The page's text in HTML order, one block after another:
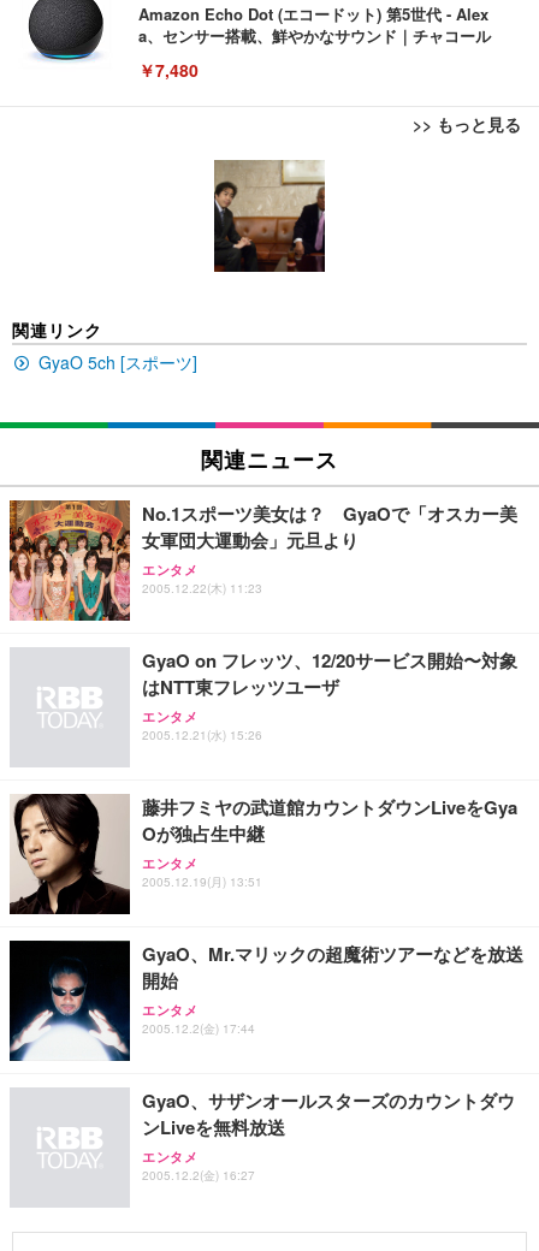
Amazon Echo Dot (エコードット) 第5世代 - Alex
a、センサー搭載、鮮やかなサウンド｜チャコール
￥7,480
>> もっと見る
[EdoErgo] オフィスチェア 椅子 テレワーク 疲れな
い 跳ね上げ式アームレスト コンパクト 約105度ロッ
キング pc 事務椅子 360度回転 座面昇降 強化ナイロ
ン樹脂ベース 通気性メッシュ 在宅ワーク H-WY01
(黒網+黒枠+黒足)
ュチェア 人間工学 疲れない ブラック
￥27,999
Sezlife オフィスチェア デスクチェア 疲れない テレ
ワーク チェア 強化バックレスト 30度ロッキング機
レスト 3Dヘッドレスト ハンガー付き 高反発クッシ
ョン PCチェア 通気性メッシュ ゲーミング/勉強/事
務用 おしゃれ パソコンチェア (ブラック)
￥7,680
Sezlife オフィスチェア デスクチェア 疲れない テレ
レスト 3Dヘッドレスト ハンガー付き 高反発クッシ
ョン PCチェア 通気性メッシュ ゲーミング/勉強/事
務用 おしゃれ パソコンチェア (ホワイト)
￥7,680
ANDWINT オフィスチェア デスクチェア 肘なし メ
ト 幅52×奥行58.5×高さ84～96cm テレワーク 在宅
勤務 ブラック
￥4,139
EIZO ビジネス向けプレミアムモニター | FlexScan
EV3240X-WT | 31.5型4K UHD・USB Type-C・ホワ
￥105,595
イト
【純正品】27"ゲーミングモニター DualSense 充電
フック付き（CFI-ZDM1J）
￥49,979
【整備済み品】Dell E2724HS 27インチ 液晶モニタ
応 ComfortView ビジネス向け
￥15,800
【MiniLED/24.5inch/280Hz/FHD】GRAPHT THE S
像低減 (3年保証 | 輝点保証 | 日本メーカー)
￥34,980
Amazonベーシック ペットシーツ 薄型 レギュラー 1
回使い捨て 無香料 ホワイト 300枚
x2袋(84枚) ホワイト(吸収面:ライトブルー)
￥3,234
ネオ・ルーライフ ネオ・オムツ L 中型犬用 26枚入
り 単品
￥1,800
Smart Basic(スマートベーシック) 【Amazon.co.jp
￥3,670
アイリスオーヤマ ペットシーツ 超厚型 お徳用 レギ
￥3,731
関連リンク
GyaO 5ch [スポーツ]
関連ニュース
No.1スポーツ美女は？ GyaOで「オスカー美
女軍団大運動会」元旦より
エンタメ
2005.12.22(木) 11:23
GyaO on フレッツ、12/20サービス開始〜対象
はNTT東フレッツユーザ
エンタメ
2005.12.21(水) 15:26
藤井フミヤの武道館カウントダウンLiveをGya
Oが独占生中継
エンタメ
2005.12.19(月) 13:51
GyaO、Mr.マリックの超魔術ツアーなどを放送
開始
エンタメ
2005.12.2(金) 17:44
GyaO、サザンオールスターズのカウントダウ
ンLiveを無料放送
エンタメ
2005.12.2(金) 16:27